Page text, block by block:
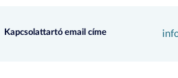
Kapcsolattartó email címe